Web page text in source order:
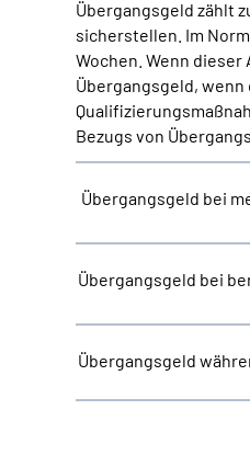
Übergangsgeld zählt
sicherstellen. Im
Wochen. Wenn
Übergangsgeld,
Bezugs von
Übergangsgeld bei
Übergangsgeld bei
Übergangsgeld